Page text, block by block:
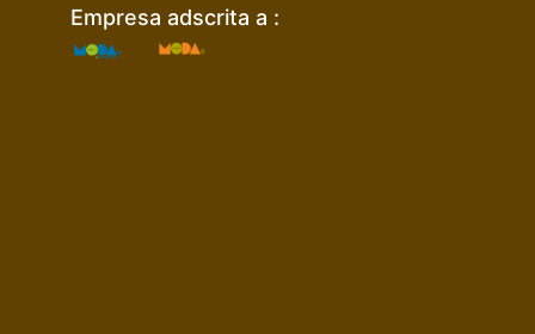
Empresa adscrita a :